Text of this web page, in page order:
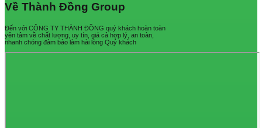
Về Thành Đồng Group
Đến với CÔNG TY THÀNH ĐỒNG quý khách hoàn toàn
yên tâm về chất lượng, uy tín, giá cả hợp lý, an toàn,
nhanh chóng đảm bảo làm hài lòng Quý khách